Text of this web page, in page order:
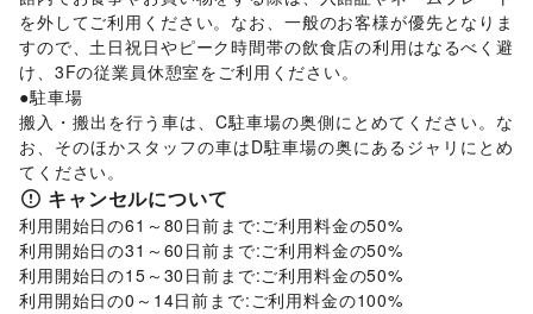
を外してご利用ください。なお、一般のお客様が優先となりま
すので、土日祝日やピーク時間帯の飲食店の利用はなるべく避
け、3Fの従業員休憩室をご利用ください。
●駐車場
搬入・搬出を行う車は、C駐車場の奥側にとめてください。な
お、そのほかスタッフの車はD駐車場の奥にあるジャリにとめ
てください。
キャンセルについて
利用開始日の61～80日前まで:ご利用料金の50%
利用開始日の31～60日前まで:ご利用料金の50%
利用開始日の15～30日前まで:ご利用料金の50%
利用開始日の0～14日前まで:ご利用料金の100%